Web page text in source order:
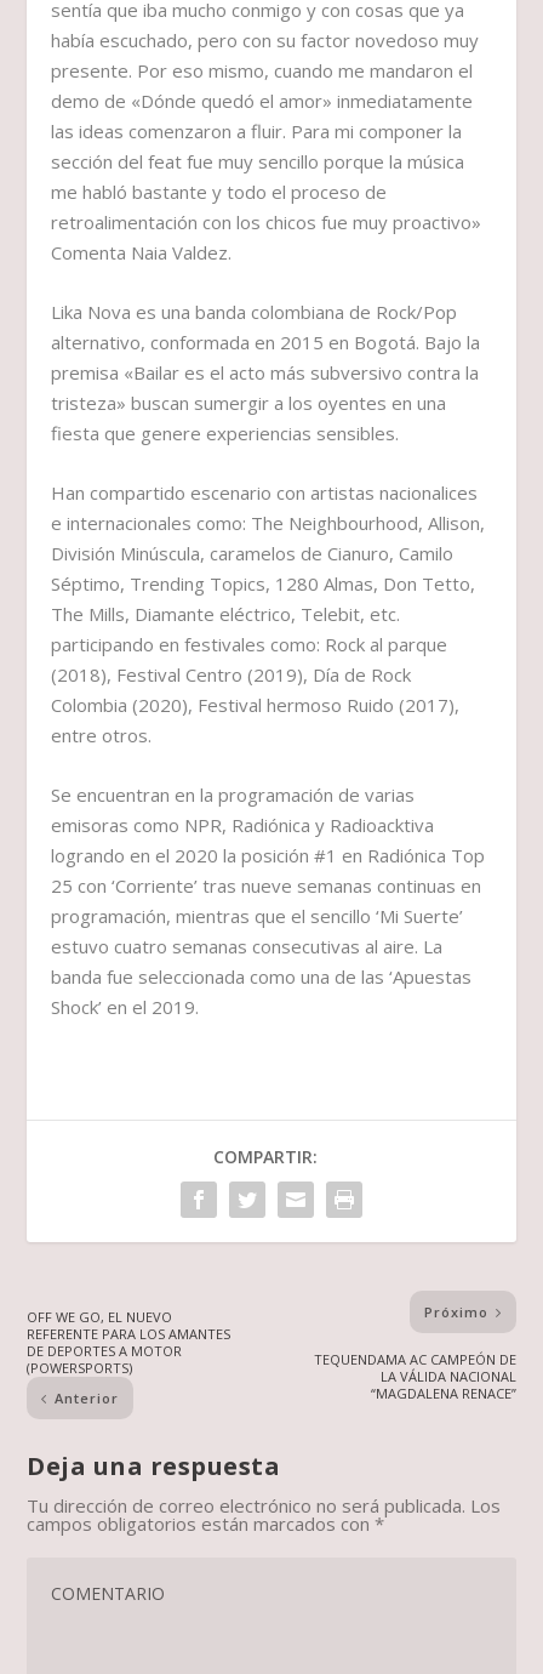
sentía que iba mucho conmigo y con cosas que ya
había escuchado, pero con su factor novedoso muy
presente. Por eso mismo, cuando me mandaron el
demo de «Dónde quedó el amor» inmediatamente
las ideas comenzaron a fluir. Para mi componer la
sección del feat fue muy sencillo porque la música
me habló bastante y todo el proceso de
retroalimentación con los chicos fue muy proactivo»
Comenta Naia Valdez.
Lika Nova es una banda colombiana de Rock/Pop
alternativo, conformada en 2015 en Bogotá. Bajo la
premisa «Bailar es el acto más subversivo contra la
tristeza» buscan sumergir a los oyentes en una
fiesta que genere experiencias sensibles.
Han compartido escenario con artistas nacionalices
e internacionales como: The Neighbourhood, Allison,
División Minúscula, caramelos de Cianuro, Camilo
Séptimo, Trending Topics, 1280 Almas, Don Tetto,
The Mills, Diamante eléctrico, Telebit, etc.
participando en festivales como: Rock al parque
(2018), Festival Centro (2019), Día de Rock
Colombia (2020), Festival hermoso Ruido (2017),
entre otros.
Se encuentran en la programación de varias
emisoras como NPR, Radiónica y Radioacktiva
logrando en el 2020 la posición #1 en Radiónica Top
25 con ‘Corriente’ tras nueve semanas continuas en
programación, mientras que el sencillo ‘Mi Suerte’
estuvo cuatro semanas consecutivas al aire. La
banda fue seleccionada como una de las ‘Apuestas
Shock’ en el 2019.
COMPARTIR:
OFF WE GO, EL NUEVO
REFERENTE PARA LOS AMANTES
DE DEPORTES A MOTOR
(POWERSPORTS)
Anterior
Próximo
TEQUENDAMA AC CAMPEÓN DE
LA VÁLIDA NACIONAL
“MAGDALENA RENACE”
Deja una respuesta
Tu dirección de correo electrónico no será publicada. Los
campos obligatorios están marcados con*